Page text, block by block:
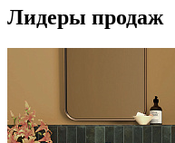
Лидеры продаж